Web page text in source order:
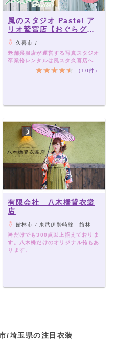
風のスタジオ Pastel ア
リオ鷲宮店【おぐらグル
ープ】
久喜市 /
老舗呉服店が運営する写真スタジオ
卒業袴レンタルは風スタ久喜店へ
（10件）
有限会社 八木橋貸衣裳
店
館林市 / 東武伊勢崎線 館林駅東口徒歩15分/ とんかつ 福よしさん 南側 茂林寺駅車8分
袴だけでも300点以上揃えておりま
す。八木橋だけのオリジナル袴もあ
ります。
/埼玉県の注目衣装